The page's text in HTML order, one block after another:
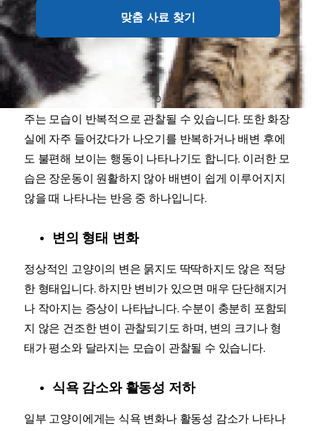
맞춤 사료 찾기
변화는 장 운동이 원활하게 이루어지지 않을 때 관찰되
기도 합니다.
배변 시 힘주기
배변하는 데 평소보다 시간이 오래 걸리거나, 배에 힘을
주는 모습이 반복적으로 관찰될 수 있습니다. 또한 화장
실에 자주 들어갔다가 나오기를 반복하거나 배변 후에
도 불편해 보이는 행동이 나타나기도 합니다. 이러한 모
습은 장운동이 원활하지 않아 배변이 쉽게 이루어지지
않을 때 나타나는 반응 중 하나입니다.
변의 형태 변화
정상적인 고양이의 변은 묽지도 딱딱하지도 않은 적당
한 형태입니다. 하지만 변비가 있으면 매우 단단해지거
나 작아지는 증상이 나타납니다. 수분이 충분히 포함되
지 않은 건조한 변이 관찰되기도 하며, 변의 크기나 형
태가 평소와 달라지는 모습이 관찰될 수 있습니다.
식욕 감소와 활동성 저하
일부 고양이에게는 식욕 변화나 활동성 감소가 나타나